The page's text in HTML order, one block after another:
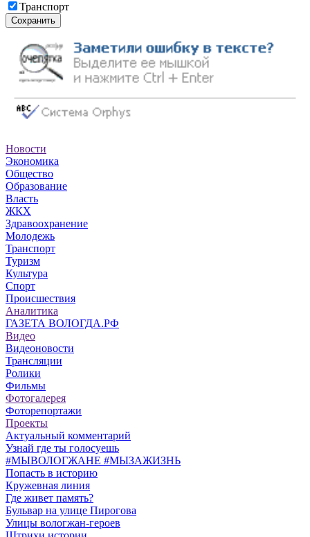
Транспорт
Сохранить
Новости
Экономика
Общество
Образование
Власть
ЖКХ
Здравоохранение
Молодежь
Транспорт
Туризм
Культура
Спорт
Происшествия
Аналитика
ГАЗЕТА ВОЛОГДА.РФ
Видео
Видеоновости
Трансляции
Ролики
Фильмы
Фотогалерея
Фоторепортажи
Проекты
Актуальный комментарий
Узнай где ты голосуешь
#МЫВОЛОГЖАНЕ #МЫЗАЖИЗНЬ
Попасть в историю
Кружевная линия
Где живет память?
Бульвар на улице Пирогова
Улицы вологжан-героев